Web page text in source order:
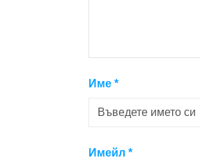
Име *
Имейл *